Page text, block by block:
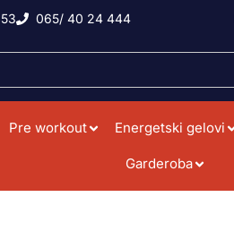
065/ 40 24 444
Pre workout Energetski gelovi
Garderoba